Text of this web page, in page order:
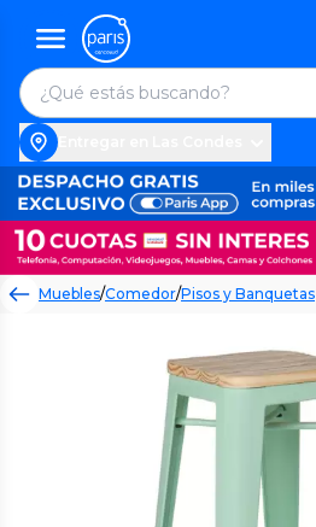
Muebles/Comedor/Pisos y Banquetas